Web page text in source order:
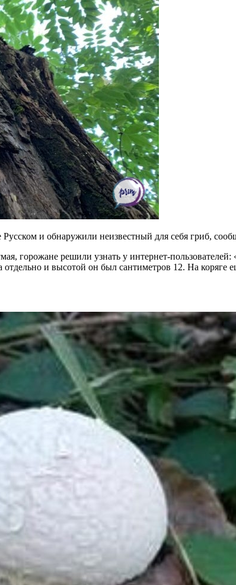
и обнаружили неизвестный для себя гриб,
горожане решили узнать у интернет-
отдельно и высотой он был сантиметров 12. На